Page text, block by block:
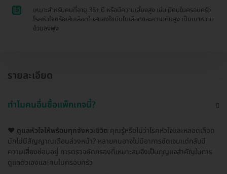
5
เหมาะสำหรับคนที่อายุ 35+ ปี หรือมีความเสี่ยงสูง เช่น มีคนในครอบครัว
โรคหัวใจหรือเส้นเลือดในสมองไขมันในเลือดและความดันสูง เป็นเบาหวาน
อ้วนลงพุง
รายละเอียด
ทำไมคนอื่นซื้อแพ็กเกจนี้?
❤️ ดูแลหัวใจให้พร้อมทุกจังหวะชีวิต คุณรู้หรือไม่ว่าโรคหัวใจและหลอดเลือด
มักไม่มีสัญญาณเตือนล่วงหน้า? หลายคนอาจไม่มีอาการชัดเจนแต่กลับมี
ความเสี่ยงซ่อนอยู่ การตรวจคัดกรองที่เหมาะสมจึงเป็นกุญแจสำคัญในการ
ดูแลตัวเองและคนในครอบครัว